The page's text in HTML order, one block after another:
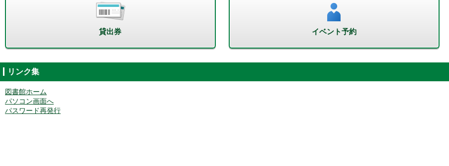
貸出券 イベント予約
リンク集
図書館ホーム
パソコン画面へ
パスワード再発行